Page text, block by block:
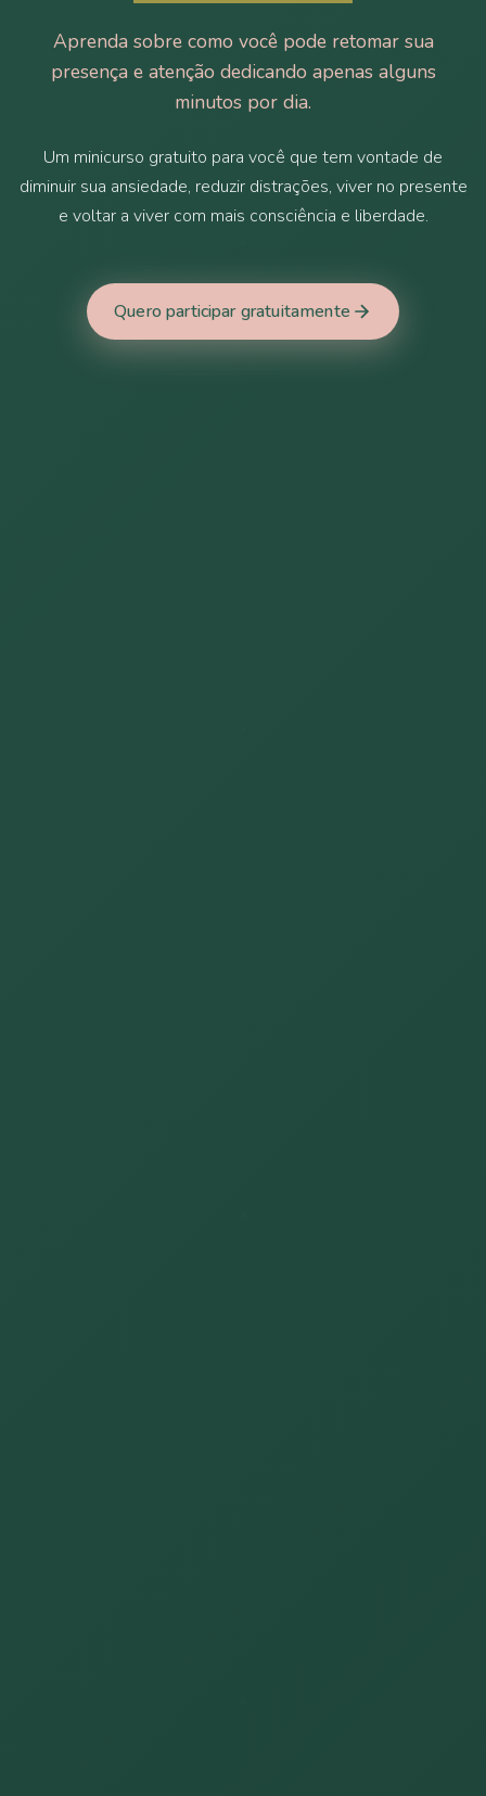
Aprenda sobre como você pode retomar sua
presença e atenção dedicando apenas alguns
minutos por dia.
Um minicurso gratuito para você que tem vontade de
diminuir sua ansiedade, reduzir distrações, viver no presente
e voltar a viver com mais consciência e liberdade.
Quero participar gratuitamente